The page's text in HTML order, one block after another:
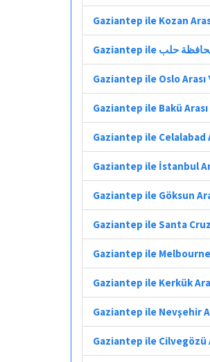
Gaziantep ile Kozan
Gaziantep ile Oslo
Gaziantep ile Bakü
Gaziantep ile Celalabad
Gaziantep ile İstanbul
Gaziantep ile Göksun
Gaziantep ile Santa
Gaziantep ile
Gaziantep ile Kerkük
Gaziantep ile Nevşehir
Gaziantep ile Cilvegözü